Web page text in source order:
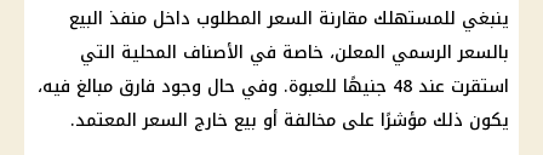
ينبغي للمستهلك مقارنة السعر المطلوب داخل منفذ البيع
بالسعر الرسمي المعلن، خاصة في الأصناف المحلية التي
استقرت عند 48 جنيهًا للعبوة. وفي حال وجود فارق مبالغ فيه،
يكون ذلك مؤشرًا على مخالفة أو بيع خارج السعر المعتمد.